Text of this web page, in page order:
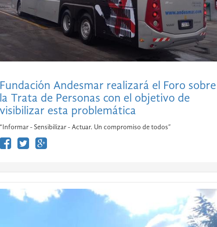
Fundación Andesmar realizará el Foro sobre
la Trata de Personas con el objetivo de
visibilizar esta problemática
“Informar - Sensibilizar - Actuar. Un compromiso de todos”